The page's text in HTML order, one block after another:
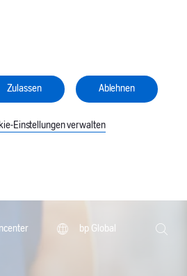
Zulassen Ablehnen
Einstellungen verwalten
bp Global
Search